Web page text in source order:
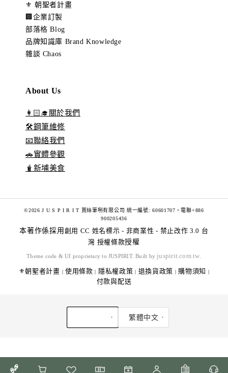
⚜️ 朝聖者計畫
🏢企業訂製
部落格 Blog
品牌知識庫 Brand Knowledge
雜談 Chaos
About Us
👩🏻‍🎓關於我們
🛠️鋼筆維修
📧聯絡我們
🚗實體參觀
🧋新埔美食
©2026 J U S P I R I T 賈絲筆咧有限公司 統一編號: 60601707。電聯+886
900205436
本著作係採用 創用 CC 姓名標示 - 非商業性 - 禁止改作 3.0 台
灣 授權條款授權
Theme code & UI proprietary to JUSPIRIT. Built by juspirit.com.tw
⚜️朝聖者計畫 | 使用條款 | 隱私權政策 | 退換貨政策 | 購物須知 |
付款與配送